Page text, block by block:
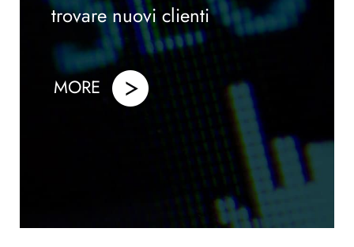
trovare nuovi clienti
MORE